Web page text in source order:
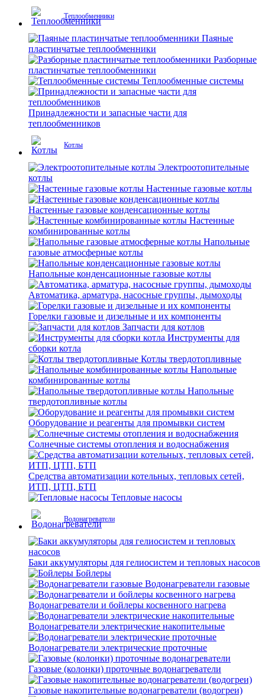
Теплообменники
Паяные
пластинчатые теплообменники
Разборные
пластинчатые теплообменники
Теплообменные системы
Принадлежности и запасные части для
теплообменников
Котлы
Электроотопительные
котлы
Настенные газовые котлы
Настенные газовые конденсационные котлы
Настенные
комбинированные котлы
Напольные
газовые атмосферные котлы
Напольные конденсационные газовые котлы
Автоматика, арматура, насосные группы, дымоходы
Горелки газовые и дизельные и их компоненты
Запчасти для котлов
Инструменты для
сборки котла
Котлы твердотопливные
Напольные
комбинированные котлы
Напольные
твердотопливные котлы
Оборудование и реагенты для промывки систем
Солнечные системы отопления и водоснабжения
Средства автоматизации котельных, тепловых сетей,
ИТП, ЦТП, БТП
Тепловые насосы
Водонагреватели
Баки аккумуляторы для гелиосистем и тепловых насосов
Бойлеры
Водонагреватели газовые
Водонагреватели и бойлеры косвенного нагрева
Водонагреватели электрические накопительные
Водонагреватели электрические проточные
Газовые (колонки) проточные водонагреватели
Газовые накопительные водонагреватели (водогреи)